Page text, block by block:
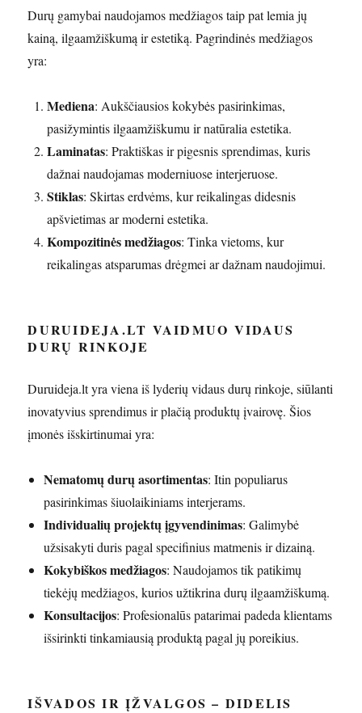
Durų gamybai naudojamos medžiagos taip pat lemia jų
kainą, ilgaamžiškumą ir estetiką. Pagrindinės medžiagos
yra:
Mediena: Aukščiausios kokybės pasirinkimas,
pasižymintis ilgaamžiškumu ir natūralia estetika.
Laminatas: Praktiškas ir pigesnis sprendimas, kuris
dažnai naudojamas moderniuose interjeruose.
Stiklas: Skirtas erdvėms, kur reikalingas didesnis
apšvietimas ar moderni estetika.
Kompozitinės medžiagos: Tinka vietoms, kur
reikalingas atsparumas drėgmei ar dažnam naudojimui.
DURUIDEJA.LT VAIDMUO VIDAUS
DURŲ RINKOJE
Duruideja.lt yra viena iš lyderių vidaus durų rinkoje, siūlanti
inovatyvius sprendimus ir plačią produktų įvairovę. Šios
įmonės išskirtinumai yra:
Nematomų durų asortimentas: Itin populiarus
pasirinkimas šiuolaikiniams interjerams.
Individualių projektų įgyvendinimas: Galimybė
užsisakyti duris pagal specifinius matmenis ir dizainą.
Kokybiškos medžiagos: Naudojamos tik patikimų
tiekėjų medžiagos, kurios užtikrina durų ilgaamžiškumą.
Konsultacijos: Profesionalūs patarimai padeda klientams
išsirinkti tinkamiausią produktą pagal jų poreikius.
IŠVADOS IR ĮŽVALGOS – DIDELIS